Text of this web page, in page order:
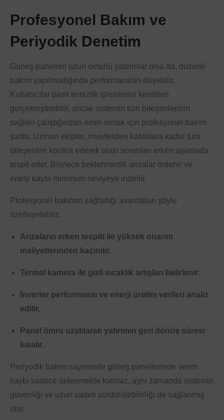
Profesyonel Bakım ve
Periyodik Denetim
Güneş panelleri uzun ömürlü yatırımlar olsa da, düzenli
bakım yapılmadığında performansları düşebilir.
Kullanıcılar basit temizlik işlemlerini kendileri
gerçekleştirebilir, ancak sistemin tüm bileşenlerinin
sağlıklı çalıştığından emin olmak için profesyonel bakım
şarttır. Uzman ekipler, inverterden kablolara kadar tüm
bileşenleri kontrol ederek olası sorunları erken aşamada
tespit eder. Böylece beklenmedik arızalar önlenir ve
enerji kaybı minimum seviyeye indirilir.
Profesyonel bakımın sağladığı avantajları şöyle
özetleyebiliriz:
Arızaların erken tespiti ile yüksek onarım
maliyetlerinden kaçınılır.
Termal kamera ile gizli sıcaklık artışları belirlenir.
İnverter performansı ve enerji üretim verileri analiz
edilir.
Panel ömrü uzatılarak yatırımın geri dönüş süresi
kısalır.
Periyodik bakım sayesinde güneş panellerinde verim
kaybı sadece önlenmekle kalmaz, aynı zamanda sistemin
güvenliği ve uzun vadeli sürdürülebilirliği de sağlanmış
olur.